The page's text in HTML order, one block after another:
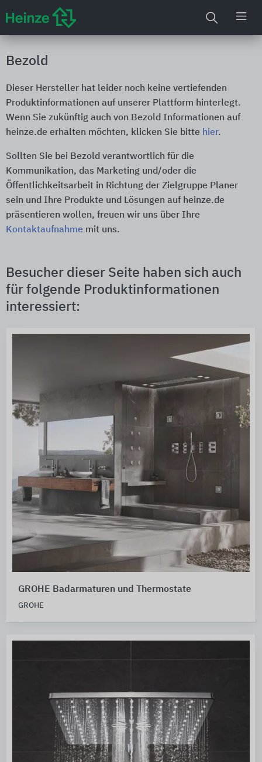
Bezold
Dieser Hersteller hat leider noch keine vertiefenden
Produktinformationen auf unserer Plattform hinterlegt.
Wenn Sie zukünftig auch von Bezold Informationen auf
heinze.de erhalten möchten, klicken Sie bitte hier.
Sollten Sie bei Bezold verantwortlich für die
Kommunikation, das Marketing und/oder die
Öffentlichkeitsarbeit in Richtung der Zielgruppe Planer
sein und Ihre Produkte und Lösungen auf heinze.de
präsentieren wollen, freuen wir uns über Ihre
Kontaktaufnahme mit uns.
Besucher dieser Seite haben sich auch
für folgende Produktinformationen
interessiert:
GROHE Badarmaturen und Thermostate
GROHE